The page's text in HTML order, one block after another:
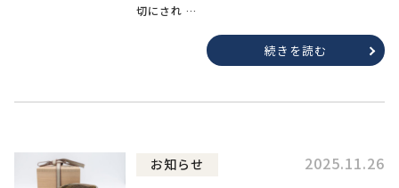
切にされ …
続きを読む
お知らせ
2025.11.26